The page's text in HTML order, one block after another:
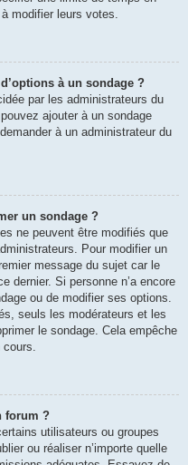
modifier leurs votes.
à un sondage ?
par les administrateurs du
ajouter à un sondage
à un administrateur du
un sondage ?
ne peuvent être modifiés que
Pour modifier un
message du sujet car le
dernier. Si personne n’a encore
ou de modifier ses options.
seuls les modérateurs et les
le sondage. Cela empêche
cours.
forum ?
utilisateurs ou groupes
ou réaliser n’importe quelle